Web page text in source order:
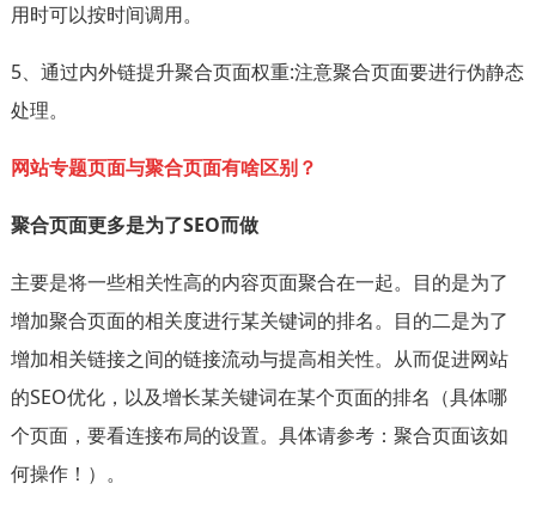
用时可以按时间调用。
5、通过内外链提升聚合页面权重:注意聚合页面要进行伪静态
处理。
网站专题页面与聚合页面有啥区别？
聚合页面更多是为了SEO而做
主要是将一些相关性高的内容页面聚合在一起。目的是为了
增加聚合页面的相关度进行某关键词的排名。目的二是为了
增加相关链接之间的链接流动与提高相关性。从而促进网站
的SEO优化，以及增长某关键词在某个页面的排名（具体哪
个页面，要看连接布局的设置。具体请参考：聚合页面该如
何操作！）。